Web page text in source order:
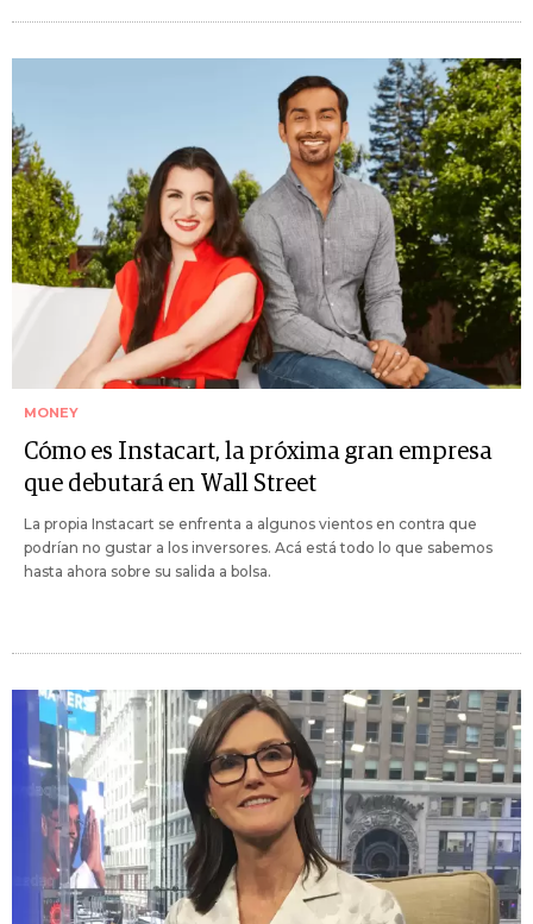
MONEY
Cómo es Instacart, la próxima gran empresa
que debutará en Wall Street
La propia Instacart se enfrenta a algunos vientos en contra que
podrían no gustar a los inversores. Acá está todo lo que sabemos
hasta ahora sobre su salida a bolsa.